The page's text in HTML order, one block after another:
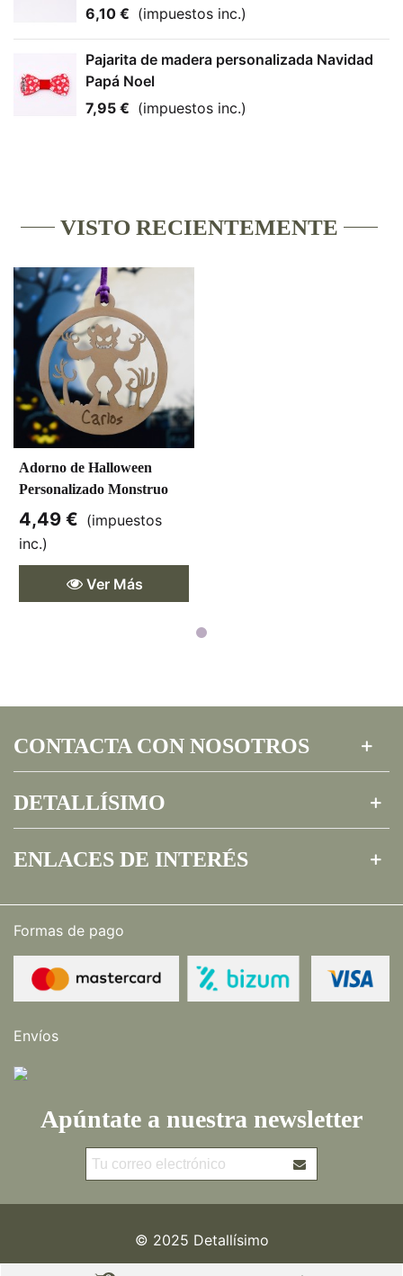
6,10 € (impuestos inc.)
Pajarita de madera personalizada Navidad
Papá Noel
7,95 € (impuestos inc.)
VISTO RECIENTEMENTE
Adorno de Halloween
Personalizado Monstruo
4,49 € (impuestos
inc.)
Ver Más
CONTACTA CON NOSOTROS
DETALLÍSIMO
ENLACES DE INTERÉS
Formas de pago
Envíos
Apúntate a nuestra newsletter
© 2025 Detallísimo